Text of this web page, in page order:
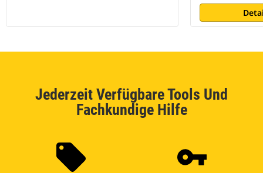
Jederzeit Verfügbare Tools Und
Fachkundige Hilfe